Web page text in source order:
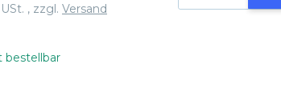
, zzgl. Versand
bestellbar